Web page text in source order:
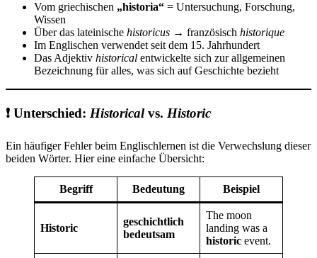
Vom griechischen „historia“ = Untersuchung, Forschung,
Wissen
Über das lateinische historicus → französisch historique
Im Englischen verwendet seit dem 15. Jahrhundert
Das Adjektiv historical entwickelte sich zur allgemeinen
Bezeichnung für alles, was sich auf Geschichte bezieht
❗ Unterschied: Historicalvs. Historic
Ein häufiger Fehler beim Englischlernen ist die Verwechslung dieser
beiden Wörter. Hier eine einfache Übersicht:
Begriff Bedeutung Beispiel
Historic
geschichtlich
bedeutsam
The moon
landing was a
historic event.